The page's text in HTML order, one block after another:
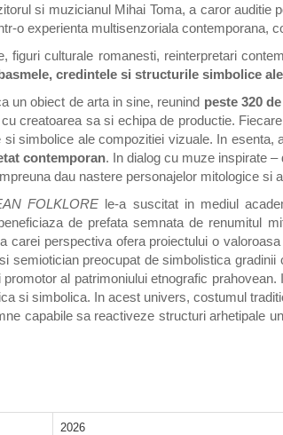
si muzicianul Mihai Toma, a caror
o experienta multisenzoriala contemporana,
figuri culturale romanesti, reinterpretari
credintele si structurile simbolice
un obiect de arta in sine, reunind peste 320
creatoarea sa si echipa de productie.
simbolice ale compozitiei vizuale. In esenta,
contemporan. In dialog cu muze inspirate
dau nastere personajelor mitologice si
FOLKLORE le-a suscitat in mediul
de prefata semnata de renumitul
carei perspectiva ofera proiectului o
semiotician preocupat de simbolistica
al patrimoniului etnografic
si simbolica. In acest univers, costumul
capabile sa reactiveze structuri arhetipale
2026